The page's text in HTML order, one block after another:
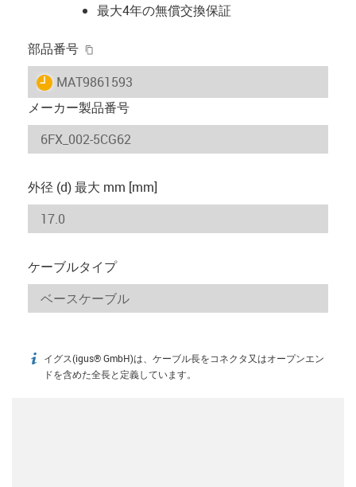
最大4年の無償交換保証
部品番号
igus-icon-lieferzeit
MAT9861593
メーカー製品番号
外径 (d) 最大 mm [mm]
ケーブルタイプ
igus-icon-info
イグス(igus® GmbH)は、ケーブル長をコネクタ又はオープンエン
ドを含めた全長と定義しています。